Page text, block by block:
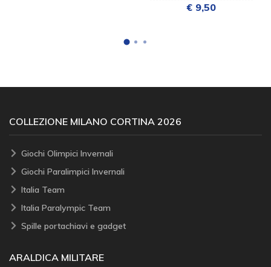
€ 9,50
COLLEZIONE MILANO CORTINA 2026
Giochi Olimpici Invernali
Giochi Paralimpici Invernali
Italia Team
Italia Paralympic Team
Spille portachiavi e gadget
ARALDICA MILITARE